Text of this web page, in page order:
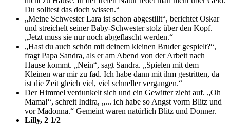
Du solltest das doch wissen.“
„Meine Schwester Lara ist schon abgestillt“, berichtet Oskar
und streichelt seiner Baby-Schwester stolz über den Kopf.
„Jetzt muss sie nur noch abgeflascht werden.“
„Hast du auch schön mit deinem kleinen Bruder gespielt?“,
fragt Papa Sandra, als er am Abend von der Arbeit nach
Hause kommt. „Nein“, sagt Sandra. „Spielen mit dem
Kleinen war mir zu fad. Ich habe dann mit ihm gestritten, da
ist die Zeit gleich viel, viel schneller vergangen.“
Der Himmel verdunkelt sich und ein Gewitter zieht auf. „Oh
Mama!“, schreit Indira, „... ich habe so Angst vorm Blitz und
vor Madonna.“ Gemeint waren natürlich Blitz und Donner.
Lilly, 2 1/2